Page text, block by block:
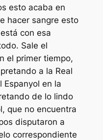
esto acaba en
hacer sangre esto
con esa
Sale el
el primer tiempo,
a la Real
Espanyol en la
de lo lindo
que no encuentra
disputaron a
correspondiente